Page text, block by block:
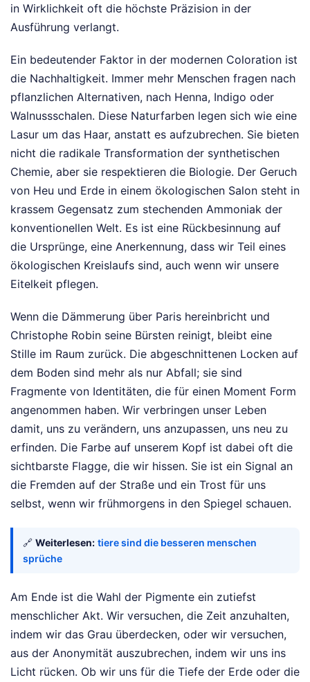
in Wirklichkeit oft die höchste Präzision in der
Ausführung verlangt.
Ein bedeutender Faktor in der modernen Coloration ist
die Nachhaltigkeit. Immer mehr Menschen fragen nach
pflanzlichen Alternativen, nach Henna, Indigo oder
Walnussschalen. Diese Naturfarben legen sich wie eine
Lasur um das Haar, anstatt es aufzubrechen. Sie bieten
nicht die radikale Transformation der synthetischen
Chemie, aber sie respektieren die Biologie. Der Geruch
von Heu und Erde in einem ökologischen Salon steht in
krassem Gegensatz zum stechenden Ammoniak der
konventionellen Welt. Es ist eine Rückbesinnung auf
die Ursprünge, eine Anerkennung, dass wir Teil eines
ökologischen Kreislaufs sind, auch wenn wir unsere
Eitelkeit pflegen.
Wenn die Dämmerung über Paris hereinbricht und
Christophe Robin seine Bürsten reinigt, bleibt eine
Stille im Raum zurück. Die abgeschnittenen Locken auf
dem Boden sind mehr als nur Abfall; sie sind
Fragmente von Identitäten, die für einen Moment Form
angenommen haben. Wir verbringen unser Leben
damit, uns zu verändern, uns anzupassen, uns neu zu
erfinden. Die Farbe auf unserem Kopf ist dabei oft die
sichtbarste Flagge, die wir hissen. Sie ist ein Signal an
die Fremden auf der Straße und ein Trost für uns
selbst, wenn wir frühmorgens in den Spiegel schauen.
🔗 Weiterlesen: tiere sind die besseren menschen
sprüche
Am Ende ist die Wahl der Pigmente ein zutiefst
menschlicher Akt. Wir versuchen, die Zeit anzuhalten,
indem wir das Grau überdecken, oder wir versuchen,
aus der Anonymität auszubrechen, indem wir uns ins
Licht rücken. Ob wir uns für die Tiefe der Erde oder die